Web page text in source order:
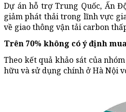
Dự án hỗ trợ Trung Quốc, Ấn
giảm phát thải trong lĩnh vực
về giao thông vận tải carbon
Trên 70% không có ý định
Theo kết quả khảo sát của
hữu và sử dụng chính ở Hà Nội